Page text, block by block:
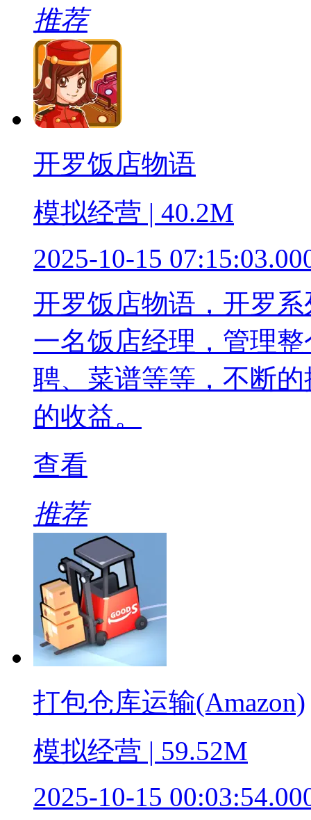
推荐
开罗饭店物语
模拟经营 | 40.2M
2025-10-15
开罗饭店物语，开罗
一名饭店经理，管理
聘、菜谱等等，不断
的收益。
查看
推荐
打包仓库运输(Amazon)
模拟经营 | 59.52M
2025-10-15